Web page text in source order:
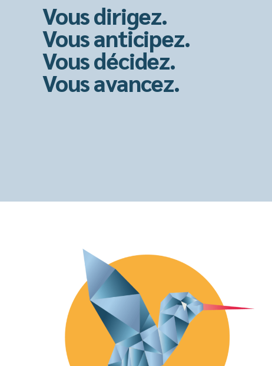
Vous dirigez.
Vous anticipez.
Vous décidez.
Vous avancez.